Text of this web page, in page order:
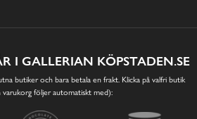
I GALLERIAN KÖPSTADEN.SE
butiker och bara betala en frakt. Klicka på valfri butik
varukorg följer automatiskt med):